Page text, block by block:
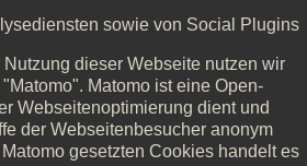
sowie von Social Plugins
dieser Webseite nutzen wir
Matomo ist eine Open-
Webseitenoptimierung dient und
der Webseitenbesucher anonym
gesetzten Cookies handelt es